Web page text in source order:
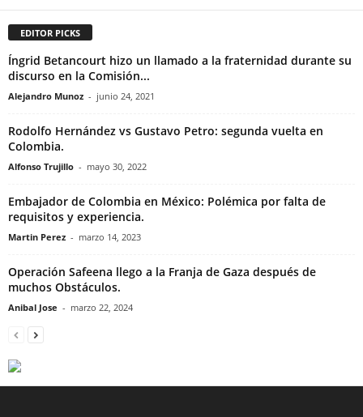
EDITOR PICKS
Íngrid Betancourt hizo un llamado a la fraternidad durante su
discurso en la Comisión...
Alejandro Munoz - junio 24, 2021
Rodolfo Hernández vs Gustavo Petro: segunda vuelta en
Colombia.
Alfonso Trujillo - mayo 30, 2022
Embajador de Colombia en México: Polémica por falta de
requisitos y experiencia.
Martin Perez - marzo 14, 2023
Operación Safeena llego a la Franja de Gaza después de
muchos Obstáculos.
Anibal Jose - marzo 22, 2024